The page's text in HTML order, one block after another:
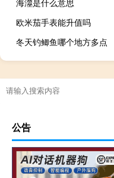
海澨是什么意思
欧米茄手表能升值吗
冬天钓鲫鱼哪个地方多点
公告